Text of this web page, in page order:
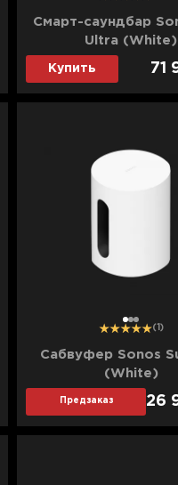
Смарт-саундбар
Ultra (White)
Купить 71
12 3 (1)
Сабвуфер Sonos
(White)
Предзаказ 26